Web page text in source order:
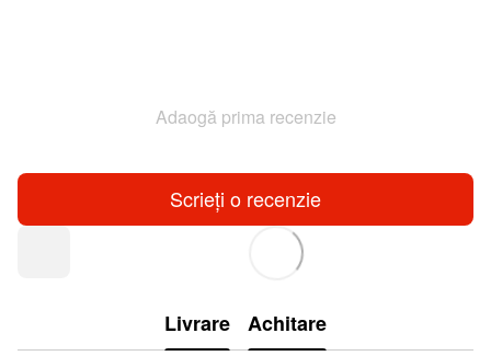
Adaogă prima recenzie
Scrieți o recenzie
Livrare Achitare